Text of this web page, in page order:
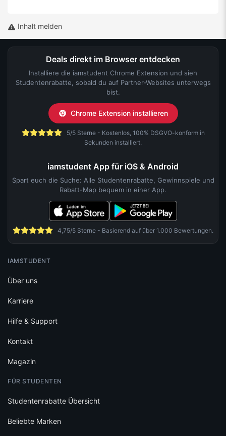
Inhalt melden
Deals direkt im Browser entdecken
Installiere die iamstudent Chrome Extension und sieh
Studentenrabatte, sobald du auf Partner-Websites unterwegs
bist.
Chrome Extension installieren
5/5 Sterne - Kostenlos, 100% DSGVO-konform in
Sekunden installiert.
iamstudent App für iOS & Android
Spart euch die Suche: Alle Studentenrabatte, Gewinnspiele und
Rabatt-Map bequem in einer App.
4,75/5 Sterne - Basierend auf über 1.000 Bewertungen.
IAMSTUDENT
Über uns
Karriere
Hilfe & Support
Kontakt
Magazin
FÜR STUDENTEN
Studentenrabatte Übersicht
Beliebte Marken